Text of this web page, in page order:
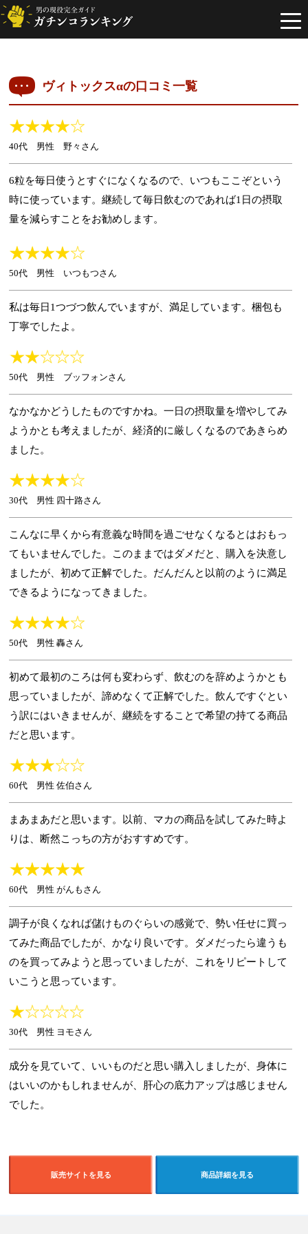
ヴィトックスαの口コミ一覧
40代 男性 野々さん
6粒を毎日使うとすぐになくなるので、いつもここぞという
時に使っています。継続して毎日飲むのであれば1日の摂取
量を減らすことをお勧めします。
50代 男性 いつもつさん
私は毎日1つづつ飲んでいますが、満足しています。梱包も
丁寧でしたよ。
50代 男性 ブッフォンさん
なかなかどうしたものですかね。一日の摂取量を増やしてみ
ようかとも考えましたが、経済的に厳しくなるのであきらめ
ました。
30代 男性 四十路さん
こんなに早くから有意義な時間を過ごせなくなるとはおもっ
てもいませんでした。このままではダメだと、購入を決意し
ましたが、初めて正解でした。だんだんと以前のように満足
できるようになってきました。
50代 男性 轟さん
初めて最初のころは何も変わらず、飲むのを辞めようかとも
思っていましたが、諦めなくて正解でした。飲んですぐとい
う訳にはいきませんが、継続をすることで希望の持てる商品
だと思います。
60代 男性 佐伯さん
まあまあだと思います。以前、マカの商品を試してみた時よ
りは、断然こっちの方がおすすめです。
60代 男性 がんもさん
調子が良くなれば儲けものぐらいの感覚で、勢い任せに買っ
てみた商品でしたが、かなり良いです。ダメだったら違うも
のを買ってみようと思っていましたが、これをリピートして
いこうと思っています。
30代 男性 ヨモさん
成分を見ていて、いいものだと思い購入しましたが、身体に
はいいのかもしれませんが、肝心の底力アップは感じません
でした。
販売サイトを見る 商品詳細を見る